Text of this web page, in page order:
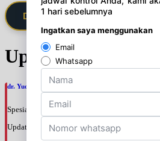
Daftarkan Saya via Member VIP
Update Jadwal
dr. Yudit Alfa Pratama, SpOT
Spesialis: Orthopedi
Update terakhir: 2026-07-28 16:21:27